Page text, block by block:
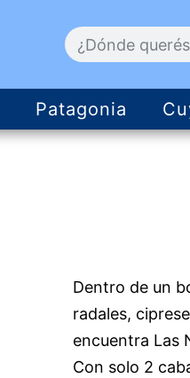
Patagonia
Dentro de un
radales,
encuentra Las
Con solo 2